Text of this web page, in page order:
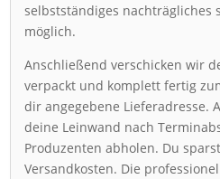
selbstständiges nachträgliches
möglich.
Anschließend verschicken wir
verpackt und komplett fertig
dir angegebene Lieferadresse.
deine Leinwand nach
Produzenten abholen. Du
Versandkosten. Die